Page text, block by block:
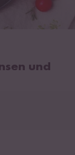
und